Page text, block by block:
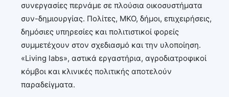
συνεργασίες περνάμε σε πλούσια οικοσυστήματα
συν-δημιουργίας. Πολίτες, ΜΚΟ, δήμοι, επιχειρήσεις,
δημόσιες υπηρεσίες και πολιτιστικοί φορείς
συμμετέχουν στον σχεδιασμό και την υλοποίηση.
«Living labs», αστικά εργαστήρια, αγροδιατροφικοί
κόμβοι και κλινικές πολιτικής αποτελούν
παραδείγματα.